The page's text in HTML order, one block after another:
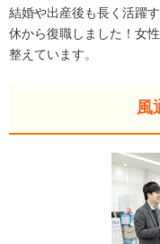
結婚や出産後も長く活躍
休から復職しました！女
整えています。
風